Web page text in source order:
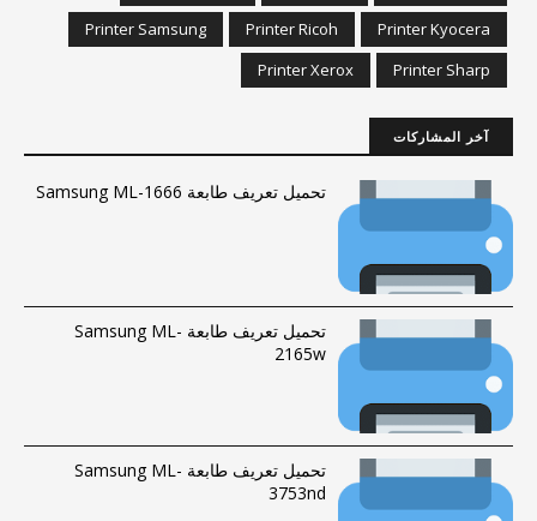
Printer Kyocera
Printer Ricoh
Printer Samsung
Printer Sharp
Printer Xerox
آخر المشاركات
تحميل تعريف طابعة Samsung ML-1666
تحميل تعريف طابعة Samsung ML-
2165w
تحميل تعريف طابعة Samsung ML-
3753nd